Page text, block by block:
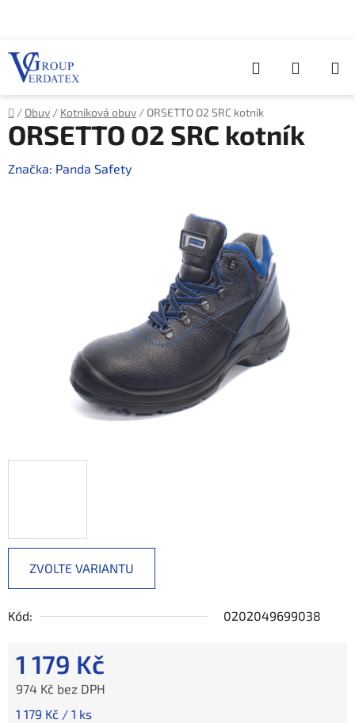
Hledat
KOŠÍK
Domů
/ Obuv / Kotníková obuv / ORSETTO O2 SRC kotník
ZVOLTE VARIANTU
Kód: 0202049699038
1 179 Kč
974 Kč bez DPH
Měrná cena:
1 179 Kč / 1 ks
ORSETTO O2 SRC kotník
Značka: Panda Safety